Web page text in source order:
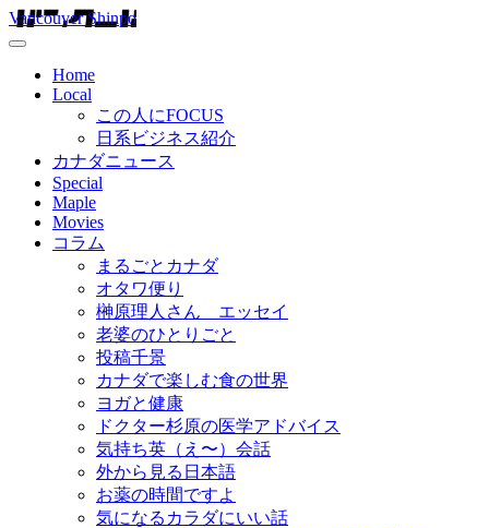
Vancouver Shinpo
Home
Local
この人にFOCUS
日系ビジネス紹介
カナダニュース
Special
Maple
Movies
コラム
まるごとカナダ
オタワ便り
榊原理人さん エッセイ
老婆のひとりごと
投稿千景
カナダで楽しむ食の世界
ヨガと健康
ドクター杉原の医学アドバイス
気持ち英（え〜）会話
外から見る日本語
お薬の時間ですよ
気になるカラダにいい話